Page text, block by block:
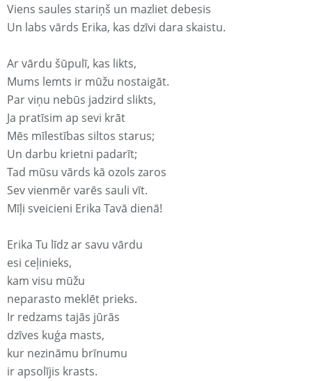
Viens saules stariņš un mazliet debesis
Un labs vārds Erika, kas dzīvi dara skaistu.
Ar vārdu šūpulī, kas likts,
Mums lemts ir mūžu nostaigāt.
Par viņu nebūs jadzird slikts,
Ja pratīsim ap sevi krāt
Mēs mīlestības siltos starus;
Un darbu krietni padarīt;
Tad mūsu vārds kā ozols zaros
Sev vienmēr varēs sauli vīt.
Mīļi sveicieni Erika Tavā dienā!
Erika Tu līdz ar savu vārdu
esi ceļinieks,
kam visu mūžu
neparasto meklēt prieks.
Ir redzams tajās jūrās
dzīves kuģa masts,
kur nezināmu brīnumu
ir apsolījis krasts.